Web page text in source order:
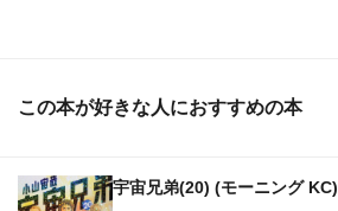
この本が好きな人におすすめの本
宇宙兄弟(20) (モーニング KC)